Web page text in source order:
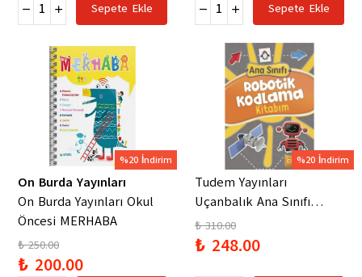
Sepete Ekle Sepete Ekle
%20 İndirim
On Burda Yayınları
On Burda Yayınları Okul
Öncesi MERHABA
₺ 250.00
₺ 200.00
%20 İndirim
Tudem Yayınları
Uçanbalık Ana Sınıfı
Robotik Kodlama
Kitabım
₺ 310.00
₺ 248.00